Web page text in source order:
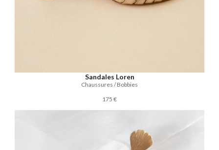
Sandales Loren
Chaussures / Bobbies
175 €